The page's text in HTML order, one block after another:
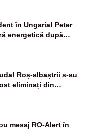
în Ungaria! Peter
energetică după
Paks
Roș-albaștrii s-au
eliminați din
mesaj RO-Alert în